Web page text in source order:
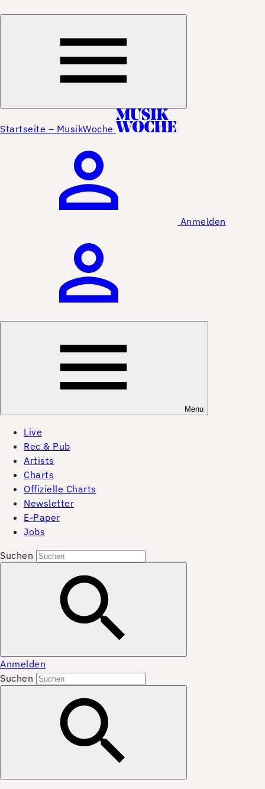
Startseite – MusikWoche
Anmelden
Menu
Live
Rec & Pub
Artists
Charts
Offizielle Charts
Newsletter
E-Paper
Jobs
Suchen
Anmelden
Suchen